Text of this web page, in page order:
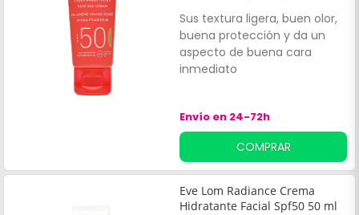
Sus textura ligera, buen olor,
buena protección y da un
aspecto de buena cara
inmediato
Envío en 24-72h
COMPRAR
Eve Lom Radiance Crema
Hidratante Facial Spf50 50 ml